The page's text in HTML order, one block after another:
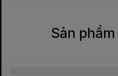
Sản